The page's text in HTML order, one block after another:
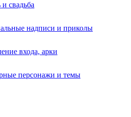
свадьба
надписи и приколы
входа, арки
персонажи и темы